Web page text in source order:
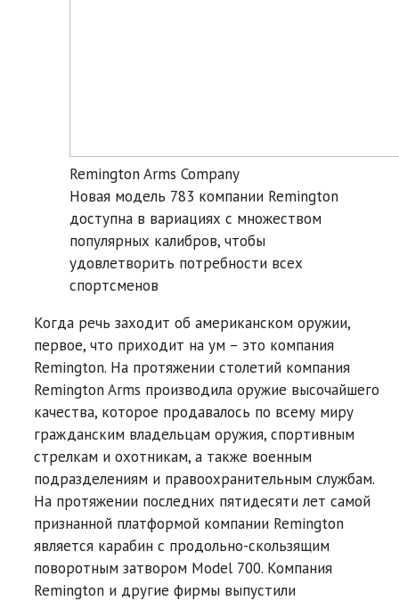
Remington Arms Company
Новая модель 783 компании Remington
доступна в вариациях с множеством
популярных калибров, чтобы
удовлетворить потребности всех
спортсменов
Когда речь заходит об американском оружии,
первое, что приходит на ум – это компания
Remington. На протяжении столетий компания
Remington Arms производила оружие высочайшего
качества, которое продавалось по всему миру
гражданским владельцам оружия, спортивным
стрелкам и охотникам, а также военным
подразделениям и правоохранительным службам.
На протяжении последних пятидесяти лет самой
признанной платформой компании Remington
является карабин с продольно-скользящим
поворотным затвором Model 700. Компания
Remington и другие фирмы выпустили